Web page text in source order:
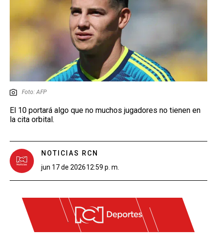
Foto: AFP
El 10 portará algo que no muchos jugadores no tienen en
la cita orbital.
NOTICIAS RCN
jun 17 de 202612:59 p. m.